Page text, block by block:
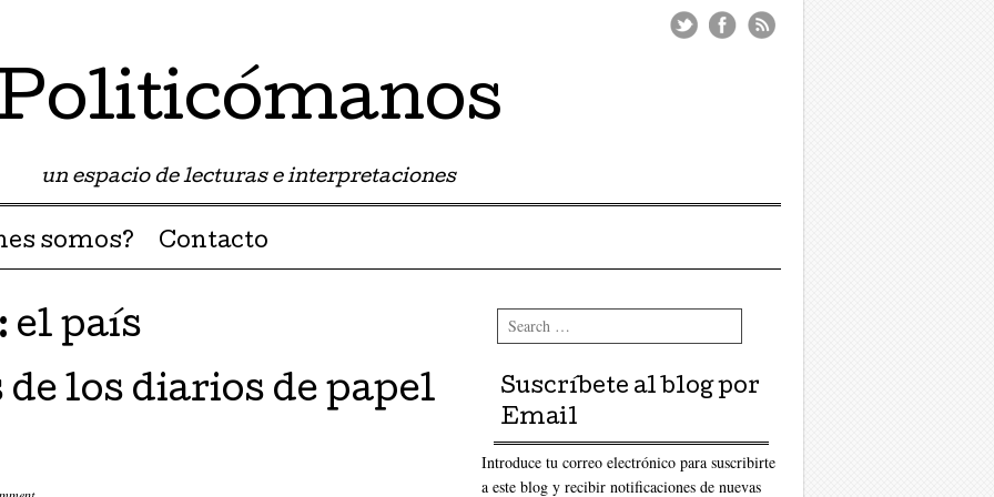
un espacio de lecturas e interpretaciones
somos? Contacto
el país
los diarios de papel
Search
Suscríbete al blog por
Email
Introduce tu correo electrónico para suscribirte
a este blog y recibir notificaciones de nuevas